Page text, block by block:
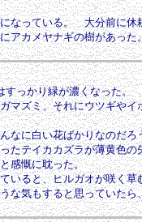
なっている。 大分前に休
アカメヤナギの樹があっ
っかり緑が濃くなった。
マズミ、それにウツギや
なに白い花ばかりなのだ
たテイカカズラが薄黄色
感慨に耽った。
いると、ヒルガオが咲く
な気もすると思っていた